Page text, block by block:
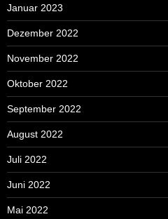
Januar 2023
Dezember 2022
November 2022
Oktober 2022
September 2022
August 2022
Juli 2022
Juni 2022
Mai 2022